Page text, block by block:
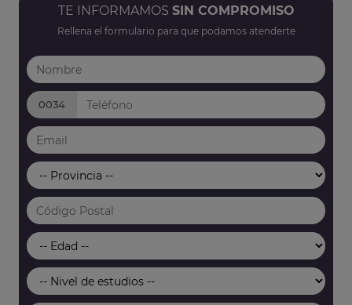
TE INFORMAMOS SIN COMPROMISO
Rellena el formulario para que podamos atenderte
0034